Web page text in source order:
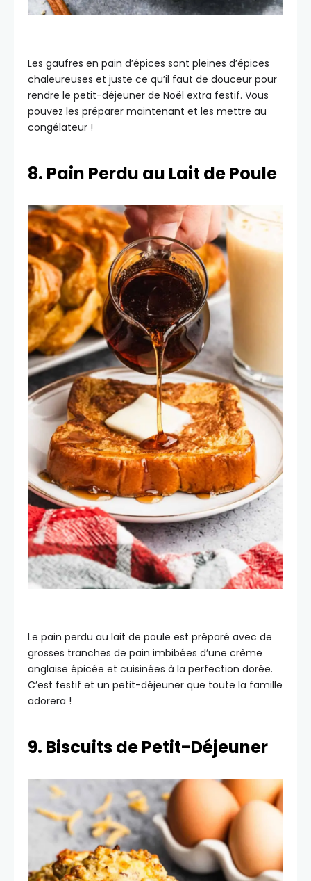
Les gaufres en pain d’épices sont pleines d’épices
chaleureuses et juste ce qu’il faut de douceur pour
rendre le petit-déjeuner de Noël extra festif. Vous
pouvez les préparer maintenant et les mettre au
congélateur !
8. Pain Perdu au Lait de Poule
Le pain perdu au lait de poule est préparé avec de
grosses tranches de pain imbibées d’une crème
anglaise épicée et cuisinées à la perfection dorée.
C’est festif et un petit-déjeuner que toute la famille
adorera !
9. Biscuits de Petit-Déjeuner